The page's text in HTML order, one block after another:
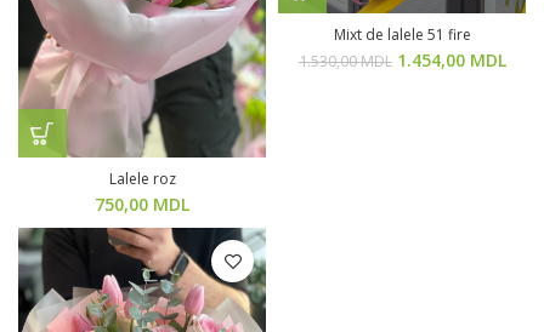
Lalele roz
750,00 MDL
Mixt de lalele 51 fire
1.530,00MDL 1.454,00 MDL